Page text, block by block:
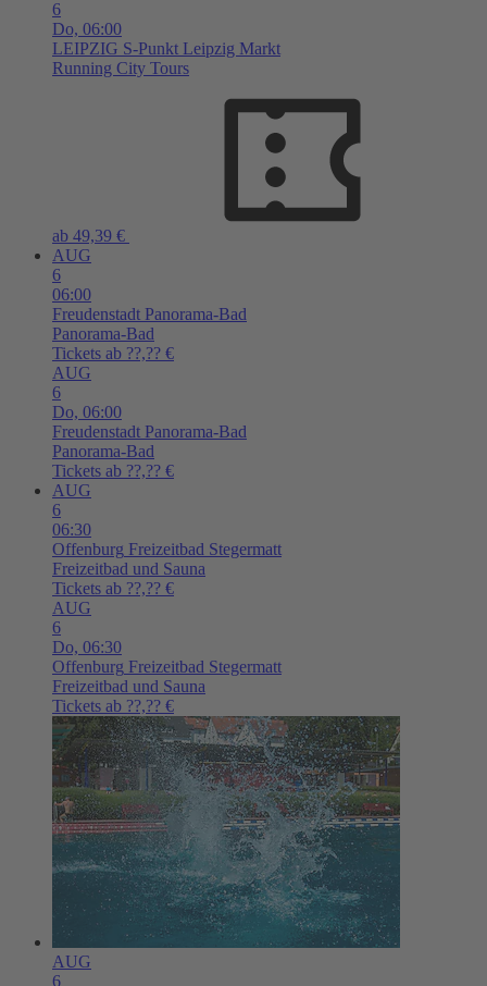
6
Do, 06:00
LEIPZIG S-Punkt Leipzig Markt
Running City Tours
ab 49,39 €
AUG
6
06:00
Freudenstadt Panorama-Bad
Panorama-Bad
Tickets ab ??,?? €
AUG
6
Do, 06:00
Freudenstadt Panorama-Bad
Panorama-Bad
Tickets ab ??,?? €
AUG
6
06:30
Offenburg Freizeitbad Stegermatt
Freizeitbad und Sauna
Tickets ab ??,?? €
AUG
6
Do, 06:30
Offenburg Freizeitbad Stegermatt
Freizeitbad und Sauna
Tickets ab ??,?? €
AUG
6